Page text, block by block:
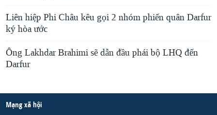
Liên hiệp Phi Châu kêu gọi 2 nhóm phiến quân Darfur
ký hòa ước
Ông Lakhdar Brahimi sẽ dẫn đầu phái bộ LHQ đến
Darfur
Mạng xã hội